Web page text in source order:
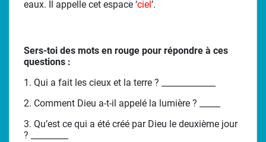
eaux. Il appelle cet espace ‘ciel’.
Sers-toi des mots en rouge pour répondre à ces
questions :
1. Qui a fait les cieux et la terre ? _____________
2. Comment Dieu a-t-il appelé la lumière ? _____
3. Qu’est ce qui a été créé par Dieu le deuxième jour
? _________